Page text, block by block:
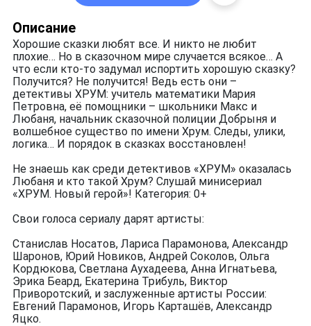
Описание
Хорошие сказки любят все. И никто не любит
плохие… Но в сказочном мире случается всякое… А
что если кто-то задумал испортить хорошую сказку?
Получится? Не получится! Ведь есть они –
детективы ХРУМ: учитель математики Мария
Петровна, её помощники – школьники Макс и
Любаня, начальник сказочной полиции Добрыня и
волшебное существо по имени Хрум. Следы, улики,
логика… И порядок в сказках восстановлен!
Не знаешь как среди детективов «ХРУМ» оказалась
Любаня и кто такой Хрум? Слушай минисериал
«ХРУМ. Новый герой»! Категория: 0+
Свои голоса сериалу дарят артисты:
Станислав Носатов, Лариса Парамонова, Александр
Шаронов, Юрий Новиков, Андрей Соколов, Ольга
Кордюкова, Светлана Аухадеева, Анна Игнатьева,
Эрика Беард, Екатерина Трибуль, Виктор
Приворотский, и заслуженные артисты России:
Евгений Парамонов, Игорь Карташёв, Александр
Яцко.